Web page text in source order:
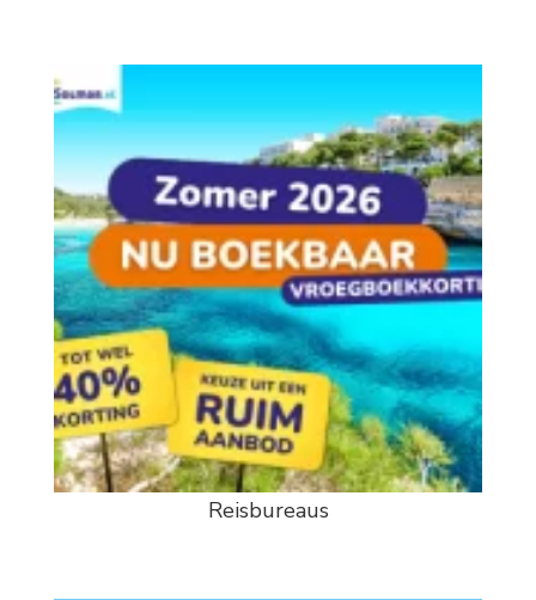
Reisbureaus